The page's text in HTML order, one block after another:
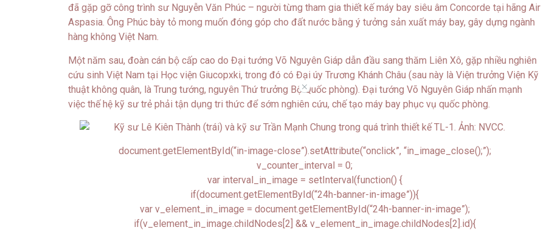
đã gặp gỡ công trình sư Nguyễn Văn Phúc – người từng tham gia thiết kế máy bay siêu âm Concorde tại hãng Air
Aspasia. Ông Phúc bày tỏ mong muốn đóng góp cho đất nước bằng ý tưởng sản xuất máy bay, gây dựng ngành
hàng không Việt Nam.
Một năm sau, đoàn cán bộ cấp cao do Đại tướng Võ Nguyên Giáp dẫn đầu sang thăm Liên Xô, gặp nhiều nghiên
cứu sinh Việt Nam tại Học viện Giucopxki, trong đó có Đại úy Trương Khánh Châu (sau này là Viện trưởng Viện Kỹ
thuật không quân, là Trung tướng, nguyên Thứ trưởng Bộ Quốc phòng). Đại tướng Võ Nguyên Giáp nhấn mạnh
việc thế hệ kỹ sư trẻ phải tận dụng tri thức để sớm nghiên cứu, chế tạo máy bay phục vụ quốc phòng.
//
document.getElementById(“in-image-close”).setAttribute(“onclick”, “in_image_close();”);
v_counter_interval = 0;
var interval_in_image = setInterval(function() {
if(document.getElementById(“24h-banner-in-image”)){
var v_element_in_image = document.getElementById(“24h-banner-in-image”);
if(v_element_in_image.childNodes[2] && v_element_in_image.childNodes[2].id){